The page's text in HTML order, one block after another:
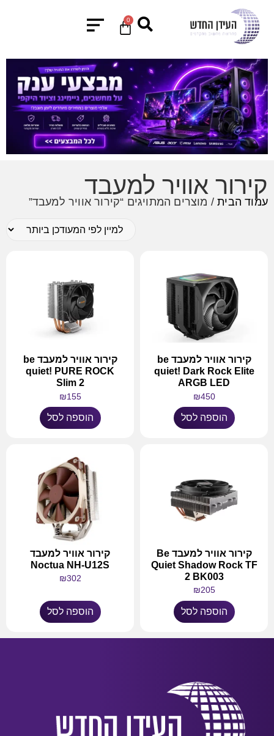
0
קירור אוויר למעבד
עמוד הבית/ מוצרים המתויגים “קירור אוויר למעבד”
קירור אוויר למעבד be
quiet! Dark Rock Elite
ARGB LED
₪450
הוספה לסל
קירור אוויר למעבד be
quiet! PURE ROCK
Slim 2
₪155
הוספה לסל
קירור אוויר למעבד Be
Quiet Shadow Rock TF
2 BK003
₪205
הוספה לסל
קירור אוויר למעבד
Noctua NH-U12S
₪302
הוספה לסל